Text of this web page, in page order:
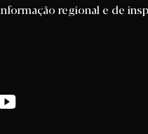
regional e de